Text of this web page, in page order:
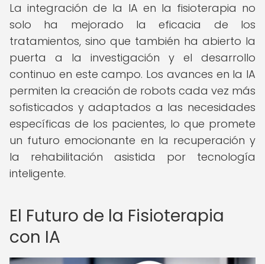
La integración de la IA en la fisioterapia no
solo ha mejorado la eficacia de los
tratamientos, sino que también ha abierto la
puerta a la investigación y el desarrollo
continuo en este campo. Los avances en la IA
permiten la creación de robots cada vez más
sofisticados y adaptados a las necesidades
específicas de los pacientes, lo que promete
un futuro emocionante en la recuperación y
la rehabilitación asistida por tecnología
inteligente.
El Futuro de la Fisioterapia
con IA